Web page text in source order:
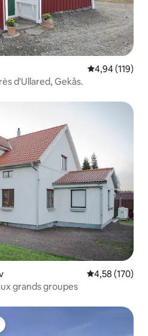
Évaluation
4,94 (119)
d'Ullared, Gekås.
Évaluation
4,58 (170)
grands groupes